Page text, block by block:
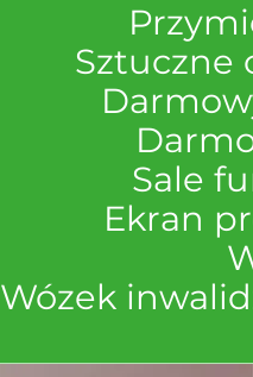
Sztuczne
Sale
Ekran
Wózek